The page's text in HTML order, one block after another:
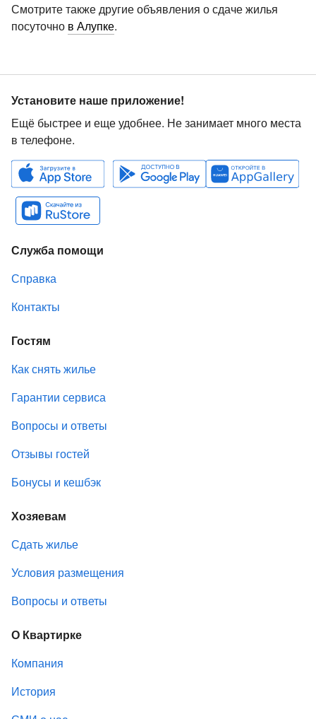
Смотрите также другие объявления о сдаче жилья
посуточно в Алупке.
Установите наше приложение!
Ещё быстрее и еще удобнее. Не занимает много места
в телефоне.
Служба помощи
Справка
Контакты
Гостям
Как снять жилье
Гарантии сервиса
Вопросы и ответы
Отзывы гостей
Бонусы и кешбэк
Хозяевам
Сдать жилье
Условия размещения
Вопросы и ответы
О Квартирке
Компания
История